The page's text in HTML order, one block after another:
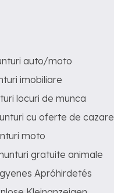
auto/moto
imobiliare
locuri de munca
cu oferte de cazare
moto
gratuite animale
Apróhirdetés